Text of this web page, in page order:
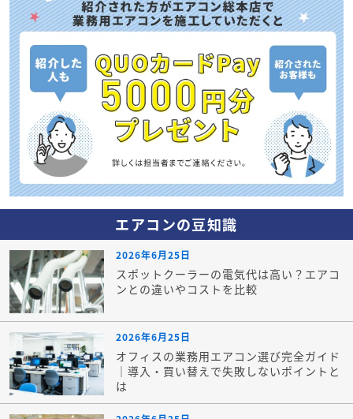
エアコンの豆知識
2026年6月25日
スポットクーラーの電気代は高い？エアコ
ンとの違いやコストを比較
2026年6月25日
オフィスの業務用エアコン選び完全ガイド
｜導入・買い替えで失敗しないポイントと
は